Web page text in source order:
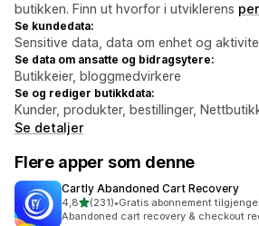
butikken. Finn ut hvorfor i utviklerens
Se kundedata:
Sensitive data, data om enhet og
Se data om ansatte og bidragsytere:
Butikkeier, bloggmedvirkere
Se og rediger butikkdata:
Kunder, produkter, bestillinger,
Se detaljer
Flere apper som denne
Cartly Abandoned Cart Recovery
4,8av 5 stjerner
(231)
Totalt 231 omtaler
•Gratis abonnement
Abandoned cart recovery & checkout